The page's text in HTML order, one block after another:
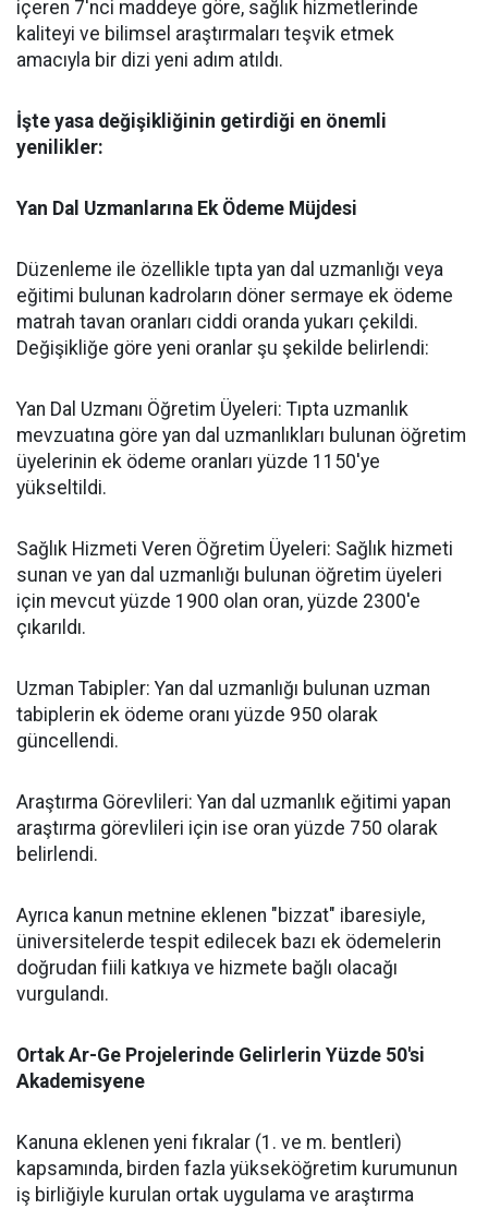
içeren 7'nci maddeye göre, sağlık hizmetlerinde
kaliteyi ve bilimsel araştırmaları teşvik etmek
amacıyla bir dizi yeni adım atıldı.
​İşte yasa değişikliğinin getirdiği en önemli
yenilikler:
​Yan Dal Uzmanlarına Ek Ödeme Müjdesi
​Düzenleme ile özellikle tıpta yan dal uzmanlığı veya
eğitimi bulunan kadroların döner sermaye ek ödeme
matrah tavan oranları ciddi oranda yukarı çekildi.
Değişikliğe göre yeni oranlar şu şekilde belirlendi:
​Yan Dal Uzmanı Öğretim Üyeleri: Tıpta uzmanlık
mevzuatına göre yan dal uzmanlıkları bulunan öğretim
üyelerinin ek ödeme oranları yüzde 1150'ye
yükseltildi.
​Sağlık Hizmeti Veren Öğretim Üyeleri: Sağlık hizmeti
sunan ve yan dal uzmanlığı bulunan öğretim üyeleri
için mevcut yüzde 1900 olan oran, yüzde 2300'e
çıkarıldı.
​Uzman Tabipler: Yan dal uzmanlığı bulunan uzman
tabiplerin ek ödeme oranı yüzde 950 olarak
güncellendi.
​Araştırma Görevlileri: Yan dal uzmanlık eğitimi yapan
araştırma görevlileri için ise oran yüzde 750 olarak
belirlendi.
​Ayrıca kanun metnine eklenen "bizzat" ibaresiyle,
üniversitelerde tespit edilecek bazı ek ödemelerin
doğrudan fiili katkıya ve hizmete bağlı olacağı
vurgulandı.
​Ortak Ar-Ge Projelerinde Gelirlerin Yüzde 50'si
Akademisyene
​Kanuna eklenen yeni fıkralar (1. ve m. bentleri)
kapsamında, birden fazla yükseköğretim kurumunun
iş birliğiyle kurulan ortak uygulama ve araştırma